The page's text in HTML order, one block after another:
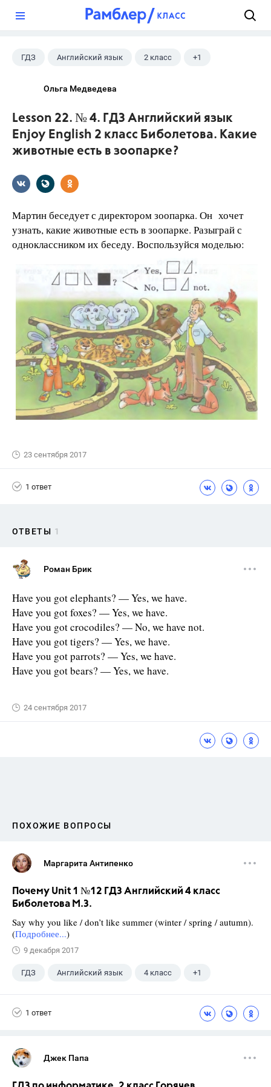
ГДЗ Английский язык 2 класс +1
Ольга Медведева
Lesson 22. № 4. ГДЗ Английский язык
Enjoy English 2 класс Биболетова. Какие
животные есть в зоопарке?
Мартин беседует с директором зоопарка. Он хочет
узнать, какие животные есть в зоопарке. Разыграй с
одноклассником их беседу. Воспользуйся моделью:
23 сентября 2017
1 ответ
ОТВЕТЫ 1
Роман Брик
Have you got elephants? — Yes, we have.
Have you got foxes? — Yes, we have.
Have you got crocodiles? — No, we have not.
Have you got tigers? — Yes, we have.
Have you got parrots? — Yes, we have.
Have you got bears? — Yes, we have.
24 сентября 2017
ПОХОЖИЕ ВОПРОСЫ
Маргарита Антипенко
Почему Unit 1 №12 ГДЗ Английский 4 класс
Биболетова М.З.
Say why you like / don’t like summer (winter / spring / autumn).
(Подробнее...)
9 декабря 2017
ГДЗ Английский язык 4 класс +1
1 ответ
Джек Папа